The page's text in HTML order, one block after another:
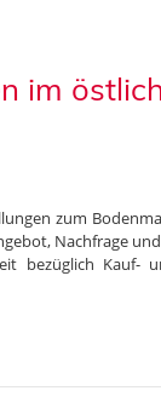
im
zum
Nachfrage
bezüglich Kauf-